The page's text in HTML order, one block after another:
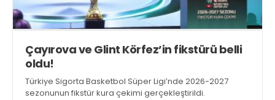
Çayırova ve Glint Körfez’in fikstürü belli
oldu!
Türkiye Sigorta Basketbol Süper Ligi’nde 2026-2027
sezonunun fikstür kura çekimi gerçekleştirildi.